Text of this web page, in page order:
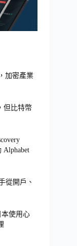
加密產業
但比特幣
Alphabet
從開戶、
本使用心